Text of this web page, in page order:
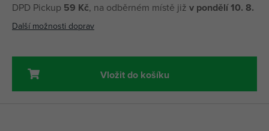
DPD Pickup 59 Kč, na odběrném místě již v pondělí 10. 8.
Další možnosti doprav
Vložit do košíku